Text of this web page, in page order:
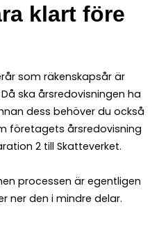
klart före
som räkenskapsår är
ska årsredovisningen ha
dess behöver du också
företagets årsredovisning
2 till Skatteverket.
processen är egentligen
ner den i mindre delar.